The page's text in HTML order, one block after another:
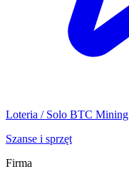
Loteria / Solo BTC Mining
Szanse i sprzęt
Firma